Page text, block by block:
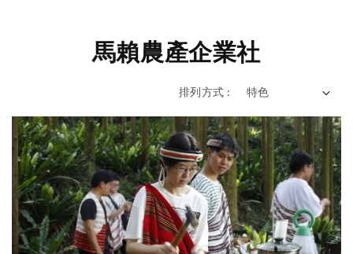
馬賴農產企業社
排列方式 :